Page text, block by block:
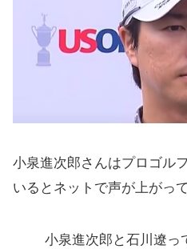
小泉進次郎さんはプロゴル
いるとネットで声が上がっ
小泉進次郎と石川遼っ